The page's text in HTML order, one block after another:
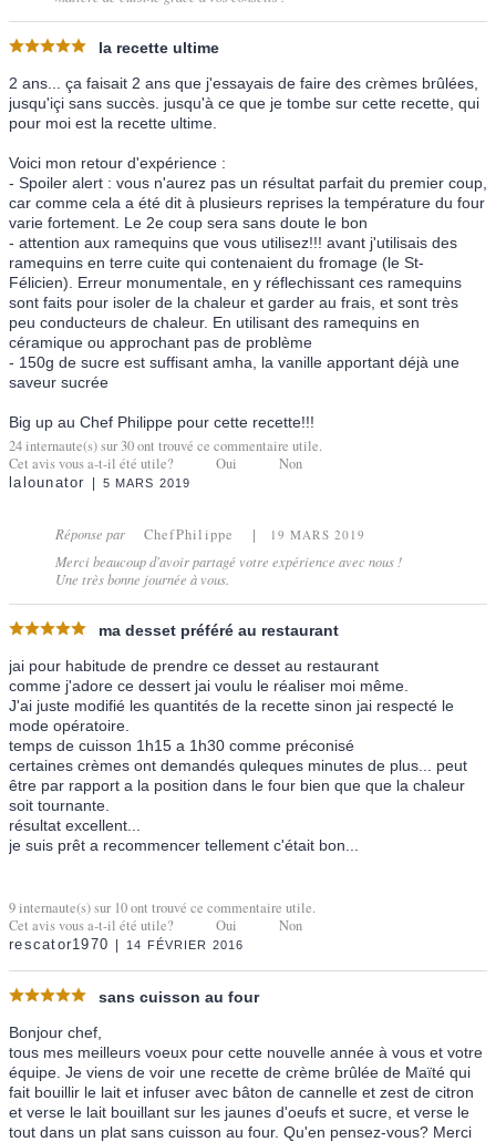
la recette ultime
2 ans... ça faisait 2 ans que j'essayais de faire des crèmes brûlées,
jusqu'içi sans succès. jusqu'à ce que je tombe sur cette recette, qui
pour moi est la recette ultime.
Voici mon retour d'expérience :
- Spoiler alert : vous n'aurez pas un résultat parfait du premier coup,
car comme cela a été dit à plusieurs reprises la température du four
varie fortement. Le 2e coup sera sans doute le bon
- attention aux ramequins que vous utilisez!!! avant j'utilisais des
ramequins en terre cuite qui contenaient du fromage (le St-
Félicien). Erreur monumentale, en y réflechissant ces ramequins
sont faits pour isoler de la chaleur et garder au frais, et sont très
peu conducteurs de chaleur. En utilisant des ramequins en
céramique ou approchant pas de problème
- 150g de sucre est suffisant amha, la vanille apportant déjà une
saveur sucrée
Big up au Chef Philippe pour cette recette!!!
24internaute(s) sur30ont trouvé ce commentaire utile.
Cet avis vous a-t-il été utile?
Oui Non
lalounator 5 MARS 2019
Réponse par ChefPhilippe 19 MARS 2019
Merci beaucoup d'avoir partagé votre expérience avec nous !
Une très bonne journée à vous.
ma desset préféré au restaurant
jai pour habitude de prendre ce desset au restaurant
comme j'adore ce dessert jai voulu le réaliser moi même.
J'ai juste modifié les quantités de la recette sinon jai respecté le
mode opératoire.
temps de cuisson 1h15 a 1h30 comme préconisé
certaines crèmes ont demandés quleques minutes de plus... peut
être par rapport a la position dans le four bien que que la chaleur
soit tournante.
résultat excellent...
je suis prêt a recommencer tellement c'était bon...
9internaute(s) sur 10ont trouvé ce commentaire utile.
Cet avis vous a-t-il été utile?
Oui Non
rescator1970 14 FÉVRIER 2016
sans cuisson au four
Bonjour chef,
tous mes meilleurs voeux pour cette nouvelle année à vous et votre
équipe. Je viens de voir une recette de crème brûlée de Maïté qui
fait bouillir le lait et infuser avec bâton de cannelle et zest de citron
et verse le lait bouillant sur les jaunes d'oeufs et sucre, et verse le
tout dans un plat sans cuisson au four. Qu'en pensez-vous? Merci